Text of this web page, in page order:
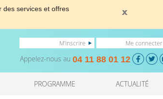
des services et offres
M'inscrire Me connecter
Appelez-nous au 04 11 88 01 12
PROGRAMME ACTUALITÉ